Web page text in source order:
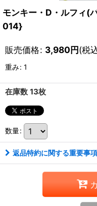
モンキー・D・ルフィ(
014}
販売価格: 3,980円(税
重み: 1
在庫数 13枚
数量:
返品特約に関する重要事項